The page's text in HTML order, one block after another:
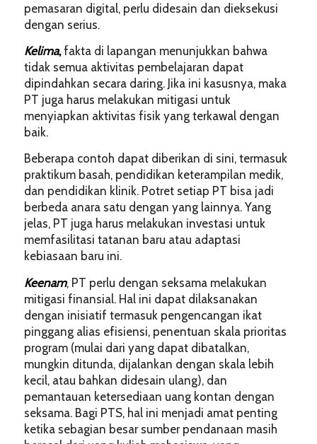
pemasaran digital, perlu didesain dan dieksekusi
dengan serius.
Kelima,fakta di lapangan menunjukkan bahwa
tidak semua aktivitas pembelajaran dapat
dipindahkan secara daring. Jika ini kasusnya, maka
PT juga harus melakukan mitigasi untuk
menyiapkan aktivitas fisik yang terkawal dengan
baik.
Beberapa contoh dapat diberikan di sini, termasuk
praktikum basah, pendidikan keterampilan medik,
dan pendidikan klinik. Potret setiap PT bisa jadi
berbeda anara satu dengan yang lainnya. Yang
jelas, PT juga harus melakukan investasi untuk
memfasilitasi tatanan baru atau adaptasi
kebiasaan baru ini.
Keenam, PT perlu dengan seksama melakukan
mitigasi finansial. Hal ini dapat dilaksanakan
dengan inisiatif termasuk pengencangan ikat
pinggang alias efisiensi, penentuan skala prioritas
program (mulai dari yang dapat dibatalkan,
mungkin ditunda, dijalankan dengan skala lebih
kecil, atau bahkan didesain ulang), dan
pemantauan ketersediaan uang kontan dengan
seksama. Bagi PTS, hal ini menjadi amat penting
ketika sebagian besar sumber pendanaan masih